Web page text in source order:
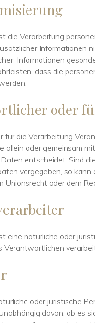
die Verarbeitung
Informationen
Informationen
dass die
oder
für die Verarbeitung
allein oder gemeinsam
entscheidet. Sind
vorgegeben, so
Unionsrecht oder dem
eine natürliche oder
Verantwortlichen
oder juristische
davon, ob es